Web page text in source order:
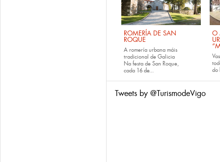
ROMERÍA DE SAN
ROQUE
A romería urbana máis
tradicional de Galicia
Na festa de San Roque,
cada 16 de...
O
do
Tweets by @TurismodeVigo